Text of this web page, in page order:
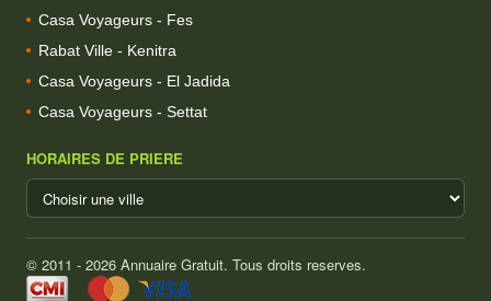
Casa Voyageurs - Fes
Rabat Ville - Kenitra
Casa Voyageurs - El Jadida
Casa Voyageurs - Settat
HORAIRES DE PRIERE
© 2011 - 2026 Annuaire Gratuit. Tous droits reserves.